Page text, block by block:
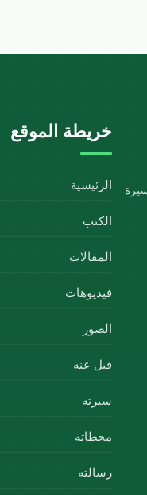
خريطة الموقع
الرئيسية
الكتب
المقالات
فيديوهات
الصور
قيل عنه
سيرته
محطاته
رسالته